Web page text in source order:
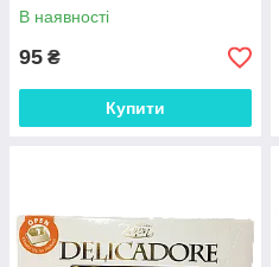
В наявності
95 ₴
Купити